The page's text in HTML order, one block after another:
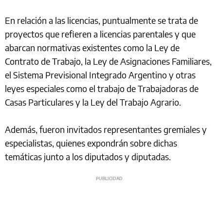
En relación a las licencias, puntualmente se trata de
proyectos que refieren a licencias parentales y que
abarcan normativas existentes como la Ley de
Contrato de Trabajo, la Ley de Asignaciones Familiares,
el Sistema Previsional Integrado Argentino y otras
leyes especiales como el trabajo de Trabajadoras de
Casas Particulares y la Ley del Trabajo Agrario.
Además, fueron invitados representantes gremiales y
especialistas, quienes expondrán sobre dichas
temáticas junto a los diputados y diputadas.